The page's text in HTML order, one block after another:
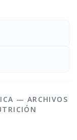
— ARCHIVOS